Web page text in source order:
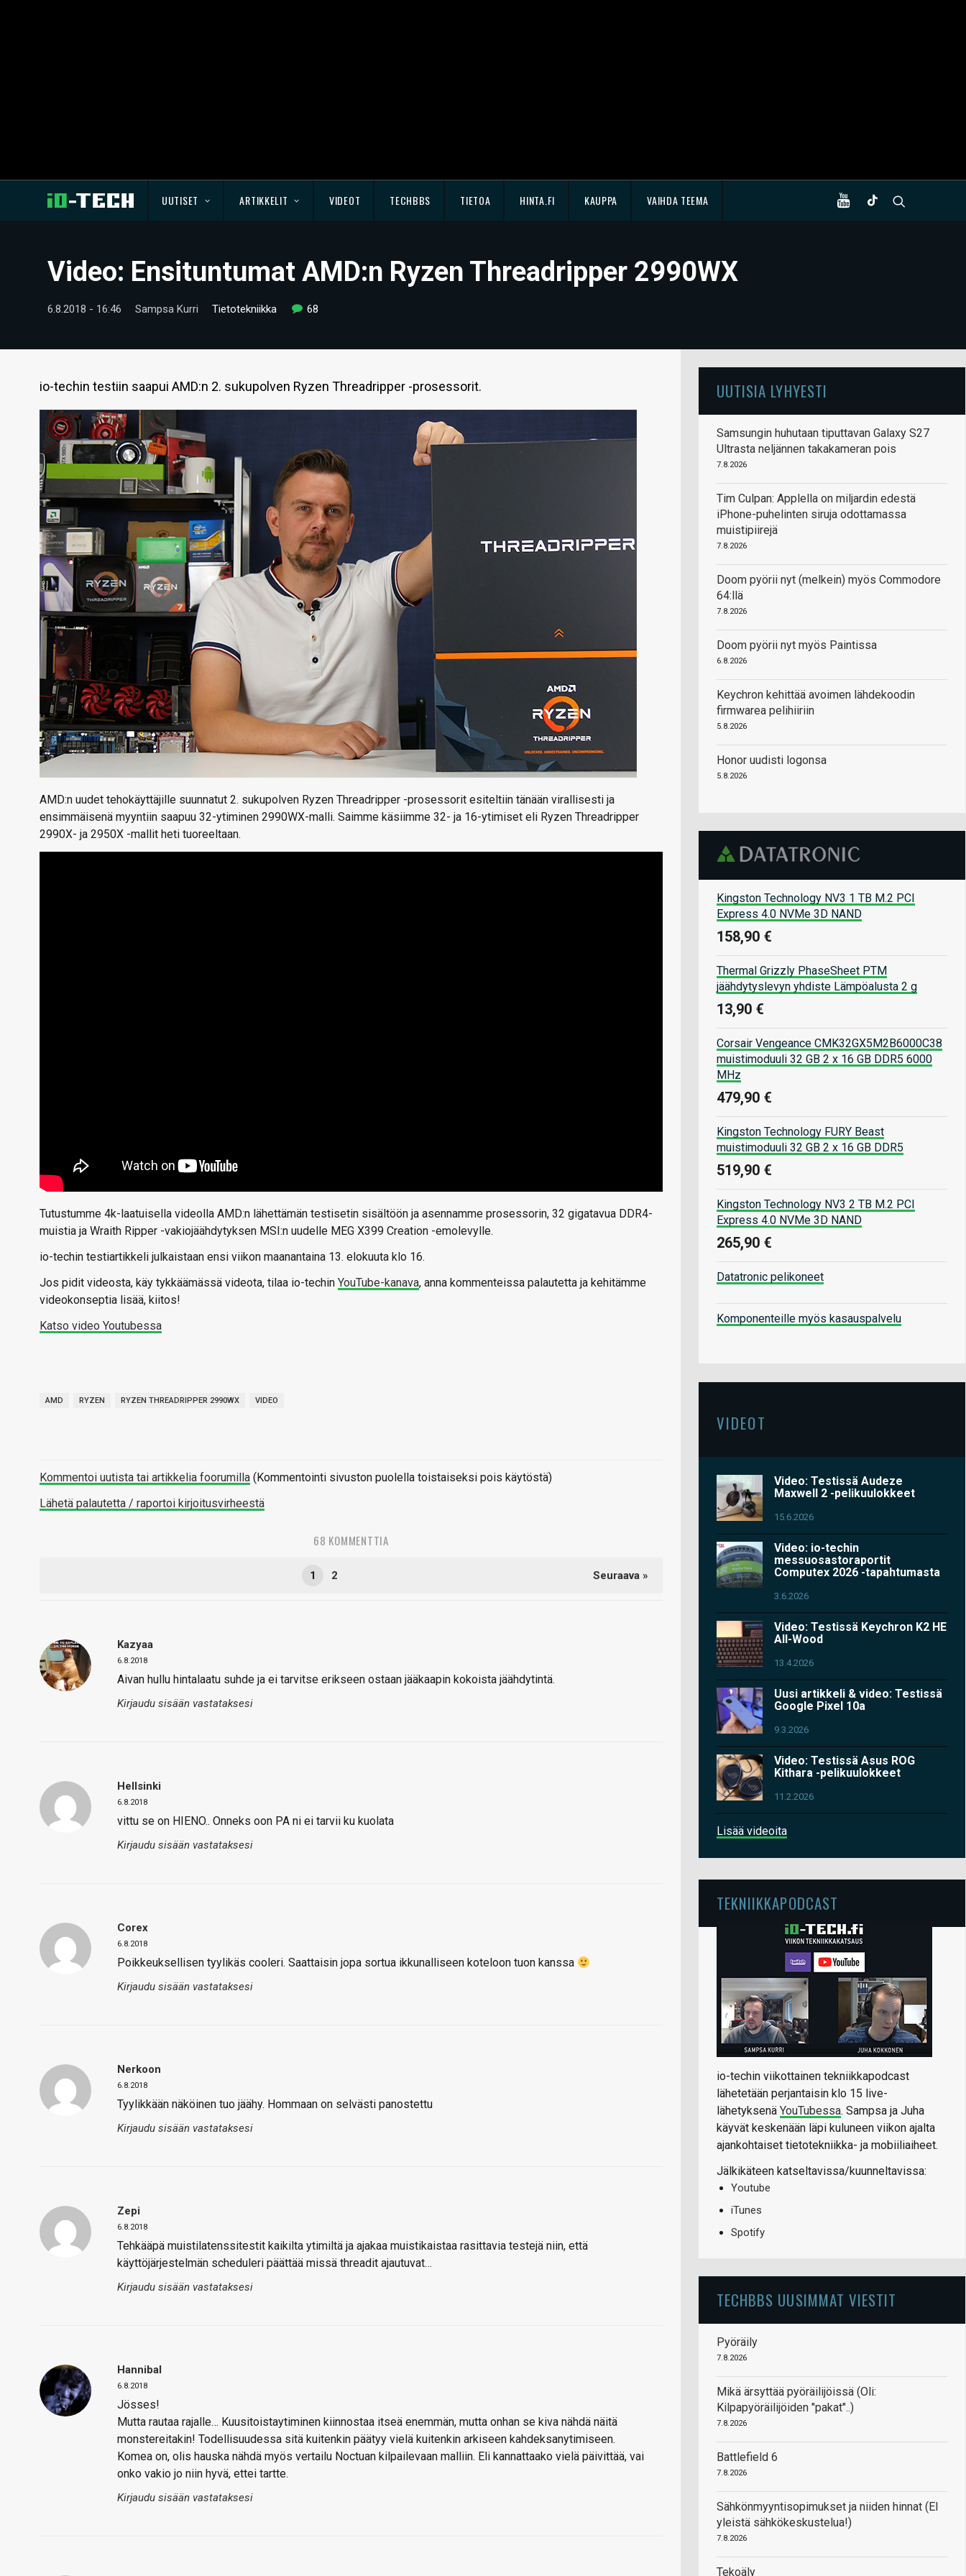
UUTISET ARTIKKELIT VIDEOT TECHBBS TIETOA HINTA.FI KAUPPA VAIHDA TEEMA
Video: Ensituntumat AMD:n Ryzen Threadripper 2990WX
6.8.2018 - 16:46 Sampsa Kurri Tietotekniikka 68
io-techin testiin saapui AMD:n 2. sukupolven Ryzen Threadripper -prosessorit.
AMD:n uudet tehokäyttäjille suunnatut 2. sukupolven Ryzen Threadripper -prosessorit esiteltiin tänään virallisesti ja
ensimmäisenä myyntiin saapuu 32-ytiminen 2990WX-malli. Saimme käsiimme 32- ja 16-ytimiset eli Ryzen Threadripper
2990X- ja 2950X -mallit heti tuoreeltaan.
Tutustumme 4k-laatuisella videolla AMD:n lähettämän testisetin sisältöön ja asennamme prosessorin, 32 gigatavua DDR4-
muistia ja Wraith Ripper -vakiojäähdytyksen MSI:n uudelle MEG X399 Creation -emolevylle.
io-techin testiartikkeli julkaistaan ensi viikon maanantaina 13. elokuuta klo 16.
Jos pidit videosta, käy tykkäämässä videota, tilaa io-techin YouTube-kanava, anna kommenteissa palautetta ja kehitämme
videokonseptia lisää, kiitos!
Katso video Youtubessa
AMD RYZEN RYZEN THREADRIPPER 2990WX VIDEO
Kommentoi uutista tai artikkelia foorumilla (Kommentointi sivuston puolella toistaiseksi pois käytöstä)
Lähetä palautetta / raportoi kirjoitusvirheestä
68 KOMMENTTIA
1 2 Seuraava »
Kazyaa
6.8.2018
Aivan hullu hintalaatu suhde ja ei tarvitse erikseen ostaan jääkaapin kokoista jäähdytintä.
Kirjaudu sisään vastataksesi
Hellsinki
6.8.2018
vittu se on HIENO.. Onneks oon PA ni ei tarvii ku kuolata
Kirjaudu sisään vastataksesi
Corex
6.8.2018
Poikkeuksellisen tyylikäs cooleri. Saattaisin jopa sortua ikkunalliseen koteloon tuon kanssa
Kirjaudu sisään vastataksesi
Nerkoon
6.8.2018
Tyylikkään näköinen tuo jäähy. Hommaan on selvästi panostettu
Kirjaudu sisään vastataksesi
Zepi
6.8.2018
Tehkääpä muistilatenssitestit kaikilta ytimiltä ja ajakaa muistikaistaa rasittavia testejä niin, että
käyttöjärjestelmän scheduleri päättää missä threadit ajautuvat…
Kirjaudu sisään vastataksesi
Hannibal
6.8.2018
Jösses!
Mutta rautaa rajalle… Kuusitoistaytiminen kiinnostaa itseä enemmän, mutta onhan se kiva nähdä näitä
monstereitakin! Todellisuudessa sitä kuitenkin päätyy vielä kuitenkin arkiseen kahdeksanytimiseen.
Komea on, olis hauska nähdä myös vertailu Noctuan kilpailevaan malliin. Eli kannattaako vielä päivittää, vai
onko vakio jo niin hyvä, ettei tartte.
Kirjaudu sisään vastataksesi
UUTISIA LYHYESTI
Samsungin huhutaan tiputtavan Galaxy S27
Ultrasta neljännen takakameran pois
7.8.2026
Tim Culpan: Applella on miljardin edestä
iPhone-puhelinten siruja odottamassa
muistipiirejä
7.8.2026
Doom pyörii nyt (melkein) myös Commodore
64:llä
7.8.2026
Doom pyörii nyt myös Paintissa
6.8.2026
Keychron kehittää avoimen lähdekoodin
firmwarea pelihiiriin
5.8.2026
Honor uudisti logonsa
5.8.2026
Kingston Technology NV3 1 TB M.2 PCI
Express 4.0 NVMe 3D NAND
158,90 €
Thermal Grizzly PhaseSheet PTM
jäähdytyslevyn yhdiste Lämpöalusta 2 g
13,90 €
Corsair Vengeance CMK32GX5M2B6000C38
muistimoduuli 32 GB 2 x 16 GB DDR5 6000
MHz
479,90 €
Kingston Technology FURY Beast
muistimoduuli 32 GB 2 x 16 GB DDR5
519,90 €
Kingston Technology NV3 2 TB M.2 PCI
Express 4.0 NVMe 3D NAND
265,90 €
Datatronic pelikoneet
Komponenteille myös kasauspalvelu
VIDEOT
Video: Testissä Audeze
Maxwell 2 -pelikuulokkeet
15.6.2026
Video: io-techin
messuosastoraportit
Computex 2026 -tapahtumasta
3.6.2026
Video: Testissä Keychron K2 HE
All-Wood
13.4.2026
Uusi artikkeli & video: Testissä
Google Pixel 10a
9.3.2026
Video: Testissä Asus ROG
Kithara -pelikuulokkeet
11.2.2026
Lisää videoita
TEKNIIKKAPODCAST
io-techin viikottainen tekniikkapodcast
lähetetään perjantaisin klo 15 live-
lähetyksenä YouTubessa. Sampsa ja Juha
käyvät keskenään läpi kuluneen viikon ajalta
ajankohtaiset tietotekniikka- ja mobiiliaiheet.
Jälkikäteen katseltavissa/kuunneltavissa:
Youtube
iTunes
Spotify
TECHBBS UUSIMMAT VIESTIT
Pyöräily
7.8.2026
Mikä ärsyttää pyöräilijöissä (Oli:
Kilpapyöräilijöiden "pakat"..)
7.8.2026
Battlefield 6
7.8.2026
Sähkönmyyntisopimukset ja niiden hinnat (EI
yleistä sähkökeskustelua!)
7.8.2026
Tekoäly